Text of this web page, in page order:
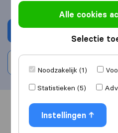
Vraag
Overzicht
Alle cookies
Selectie
Noodzakelijk (1)
Statistieken (5)
Instellingen